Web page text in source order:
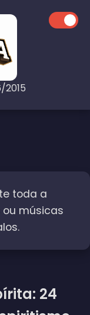
2015
toda a
músicas
24